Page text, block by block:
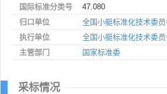
国际标准分类号
47.080
归口单位
全国小艇标准化技术委
执行单位
全国小艇标准化技术委
主管部门
国家标准委
采标情况